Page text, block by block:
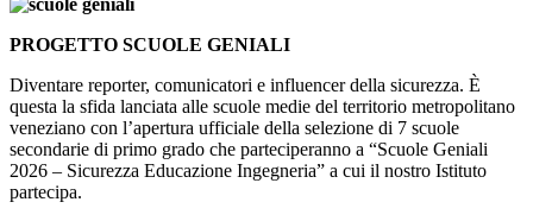
PROGETTO SCUOLE GENIALI
Diventare reporter, comunicatori e influencer della sicurezza. È
questa la sfida lanciata alle scuole medie del territorio metropolitano
veneziano con l’apertura ufficiale della selezione di 7 scuole
secondarie di primo grado che parteciperanno a “Scuole Geniali
2026 – Sicurezza Educazione Ingegneria” a cui il nostro Istituto
partecipa.